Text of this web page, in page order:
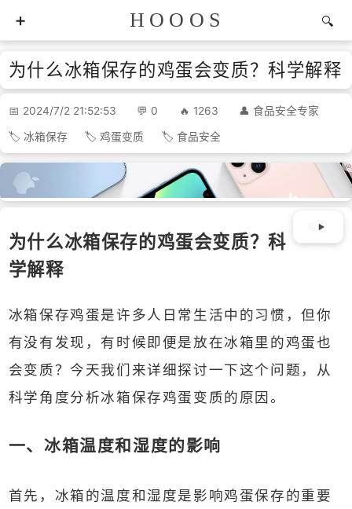
HOOOS
为什么冰箱保存的鸡蛋会变质？科学解释
2024/7/2 21:52:53 0 1263 食品安全专家
冰箱保存 鸡蛋变质 食品安全
为什么冰箱保存的鸡蛋会变质？科
学解释
冰箱保存鸡蛋是许多人日常生活中的习惯，但你
有没有发现，有时候即便是放在冰箱里的鸡蛋也
会变质？今天我们来详细探讨一下这个问题，从
科学角度分析冰箱保存鸡蛋变质的原因。
一、冰箱温度和湿度的影响
首先，冰箱的温度和湿度是影响鸡蛋保存的重要